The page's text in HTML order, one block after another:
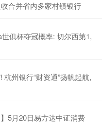
合并省内多家村镇银行
俱杯夺冠概率: 切尔西第1,
杭州银行“财资通”扬帆起航,
5月20日易方达中证消费